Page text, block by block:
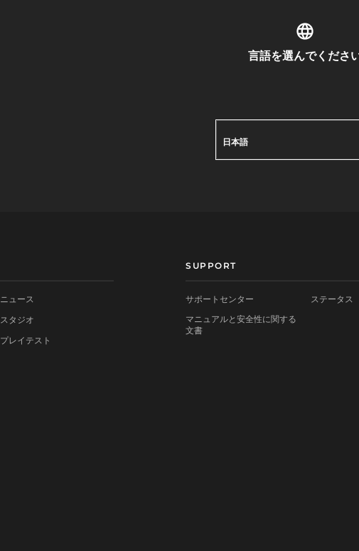
言語を選んでくださ
日本語
ニュース
スタジオ
プレイテスト
SUPPORT
サポートセンター
マニュアルと安全性に関する
文書
ステータス